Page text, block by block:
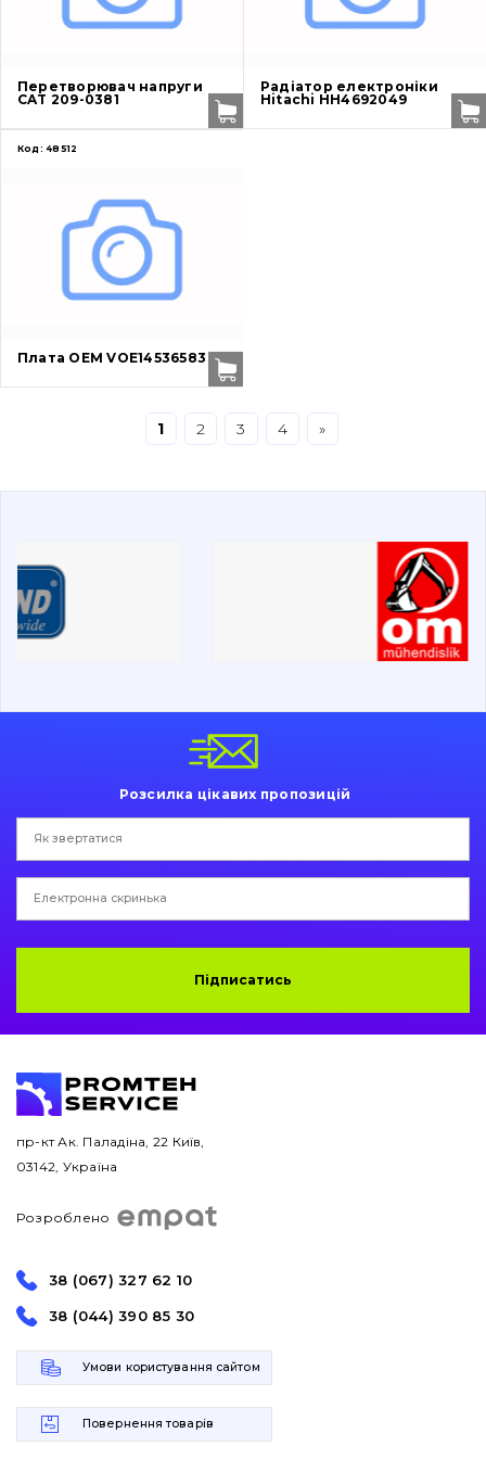
Захист (ковша, адаптера)
Подушки амортизаційні
Пальці та Втулки
Гідравліка
Навісне обладнання
Електрообладнання
Інше
Перетворювач напруги
CAT 209-0381
Радіатор електроніки
Hitachi HH4692049
Код: 48512
Плата OEM VOE14536583
1 2 3 4 »
Розсилка цікавих пропозицій
Підписатись
пр-кт Ак. Паладіна, 22 Київ,
03142, Україна
Розроблено
38 (067) 327 62 10
38 (044) 390 85 30
Умови користування сайтом
Повернення товарів